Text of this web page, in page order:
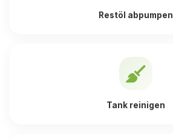
Restöl abpumpen
Tank reinigen